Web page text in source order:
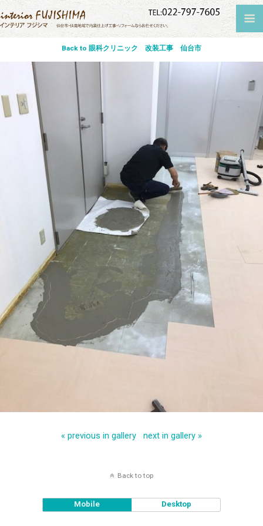
Back to 眼科クリニック 改装工事 仙台市
« previous in gallery next in gallery »
Back to top
Mobile Desktop